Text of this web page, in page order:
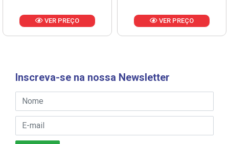
VER PREÇO VER PREÇO
Inscreva-se na nossa Newsletter